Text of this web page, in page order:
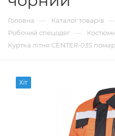
Головна — Каталог товарів
Робочий спецодяг —
Куртка літня CENTER-03S
Хіт